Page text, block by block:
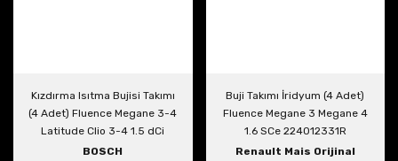
Kızdırma Isıtma Bujisi Takımı
(4 Adet) Fluence Megane 3-4
Latitude Clio 3-4 1.5 dCi
110654876R 8200682592
BOSCH
Buji Takımı İridyum (4 Adet)
Fluence Megane 3 Megane 4
1.6 SCe 224012331R
Renault Mais Orijinal